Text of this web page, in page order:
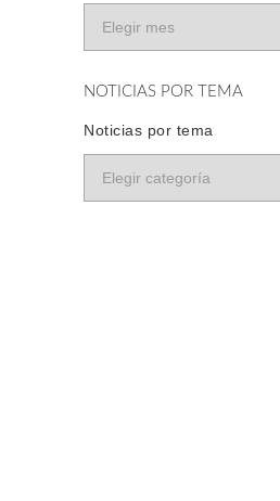
NOTICIAS POR TEMA
Noticias por tema